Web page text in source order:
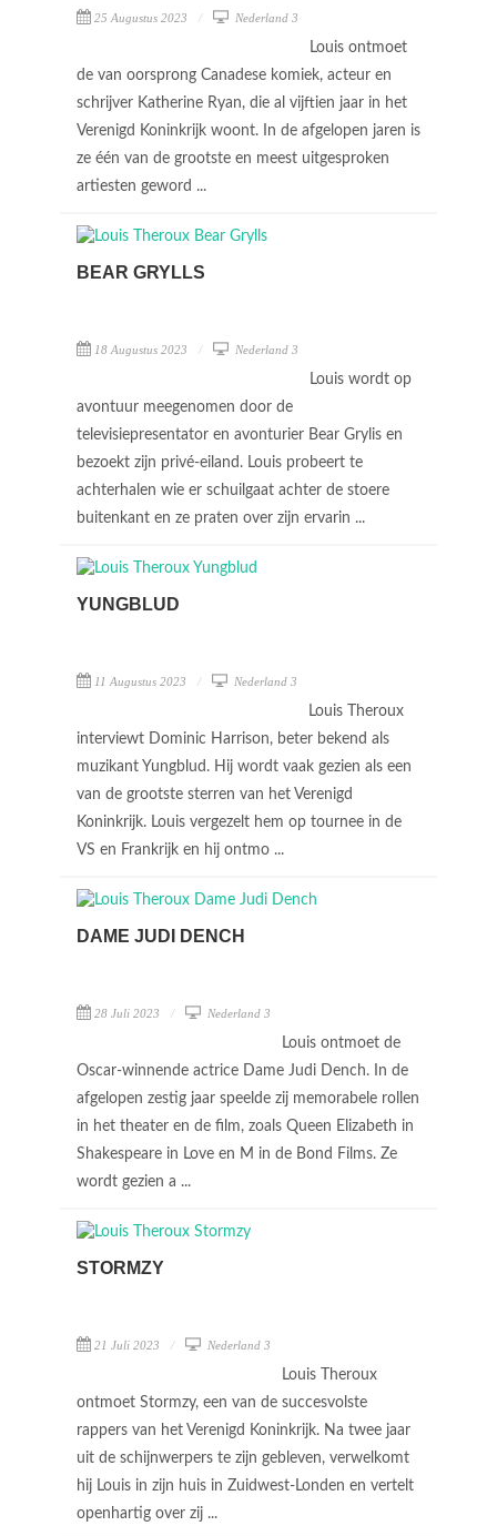
25 Augustus 2023 Nederland 3
Louis ontmoet
de van oorsprong Canadese komiek, acteur en
schrijver Katherine Ryan, die al vijftien jaar in het
Verenigd Koninkrijk woont. In de afgelopen jaren is
ze één van de grootste en meest uitgesproken
artiesten geword ...
BEAR GRYLLS
18 Augustus 2023 Nederland 3
Louis wordt op
avontuur meegenomen door de
televisiepresentator en avonturier Bear Grylis en
bezoekt zijn privé-eiland. Louis probeert te
achterhalen wie er schuilgaat achter de stoere
buitenkant en ze praten over zijn ervarin ...
YUNGBLUD
11 Augustus 2023 Nederland 3
Louis Theroux
interviewt Dominic Harrison, beter bekend als
muzikant Yungblud. Hij wordt vaak gezien als een
van de grootste sterren van het Verenigd
Koninkrijk. Louis vergezelt hem op tournee in de
VS en Frankrijk en hij ontmo ...
DAME JUDI DENCH
28 Juli 2023 Nederland 3
Louis ontmoet de
Oscar-winnende actrice Dame Judi Dench. In de
afgelopen zestig jaar speelde zij memorabele rollen
in het theater en de film, zoals Queen Elizabeth in
Shakespeare in Love en M in de Bond Films. Ze
wordt gezien a ...
STORMZY
21 Juli 2023 Nederland 3
Louis Theroux
ontmoet Stormzy, een van de succesvolste
rappers van het Verenigd Koninkrijk. Na twee jaar
uit de schijnwerpers te zijn gebleven, verwelkomt
hij Louis in zijn huis in Zuidwest-Londen en vertelt
openhartig over zij ...